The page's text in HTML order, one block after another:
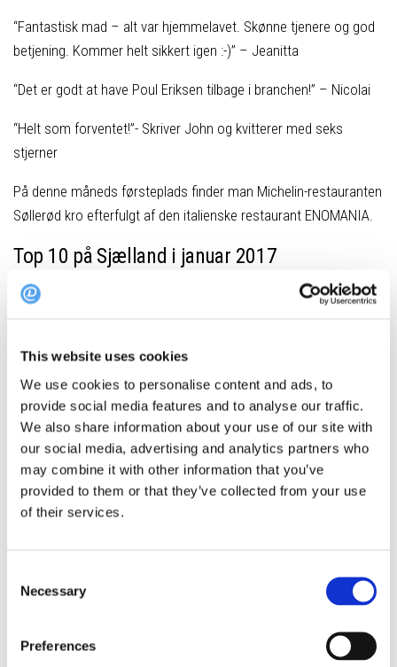
This website uses cookies
We use cookies to personalise content and ads, to
provide social media features and to analyse our traffic.
We also share information about your use of our site with
our social media, advertising and analytics partners who
may combine it with other information that you’ve
provided to them or that they’ve collected from your use
of their services.
Selection
Necessary
Preferences
“Fantastisk mad – alt var hjemmelavet. Skønne tjenere og god
betjening. Kommer helt sikkert igen :-)” – Jeanitta
“Det er godt at have Poul Eriksen tilbage i branchen!” – Nicolai
“Helt som forventet!”- Skriver John og kvitterer med seks
stjerner
På denne måneds førsteplads finder man Michelin-restauranten
Søllerød kro efterfulgt af den italienske restaurant ENOMANIA.
Top 10 på Sjælland i januar 2017
Søllerød Kro, Holte
Il Gallo Nero, Marchio Q REI, Hillerød
Bodil – et spisested, København V
Restaurant Esplanaden 48, København K
Bar’Vin, København K
Restaurant AOC, København K
STUD!O, København K
The Olive Kitchen & Bar, København K
Hver gang en gæst booker bord via DinnerBooking.com, får
bookeren tilsendt et spørgeskema, hvor han/hun kan vurdere
restauranten ud fra mad, betjening, stemning, samlet vurdering
samt værdi for pengene. Det betyder, at en gæst kun kan